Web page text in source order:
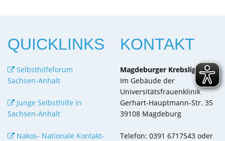
QUICKLINKS
Selbsthilfeforum
Sachsen-Anhalt
Junge Selbsthilfe in
Sachsen-Anhalt
Nakos- Nationale Kontakt-
KONTAKT
Magdeburger Krebsliga e.V.
Im Gebäude der
Universitätsfrauenklinik
Gerhart-Hauptmann-Str. 35
39108 Magdeburg
Telefon: 0391 6717543 oder